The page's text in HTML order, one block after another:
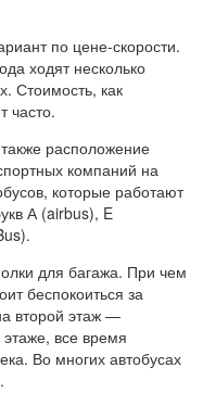
по цене-скорости.
ходят несколько
Стоимость, как
часто.
расположение
компаний на
которые работают
А (airbus), E
для багажа. При чем
беспокоиться за
второй этаж —
все время
Во многих автобусах